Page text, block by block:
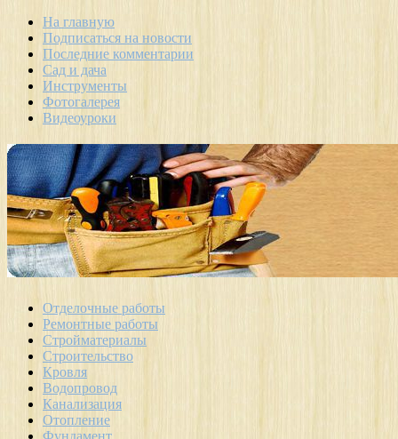
На главную
Подписаться на новости
Последние комментарии
Сад и дача
Инструменты
Фотогалерея
Видеоуроки
Отделочные работы
Ремонтные работы
Стройматериалы
Строительство
Кровля
Водопровод
Канализация
Отопление
Фундамент